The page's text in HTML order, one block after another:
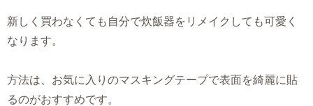
新しく買わなくても自分で炊飯器をリメイクしても可愛く
なります。
方法は、お気に入りのマスキングテープで表面を綺麗に貼
るのがおすすめです。